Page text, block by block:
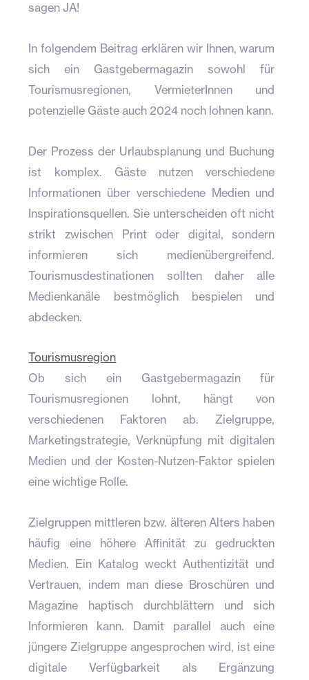
sagen JA!
In folgendem Beitrag erklären wir Ihnen, warum
sich ein Gastgebermagazin sowohl für
Tourismusregionen, VermieterInnen und
potenzielle Gäste auch 2024 noch lohnen kann.
Der Prozess der Urlaubsplanung und Buchung
ist komplex. Gäste nutzen verschiedene
Informationen über verschiedene Medien und
Inspirationsquellen. Sie unterscheiden oft nicht
strikt zwischen Print oder digital, sondern
informieren sich medienübergreifend.
Tourismusdestinationen sollten daher alle
Medienkanäle bestmöglich bespielen und
abdecken.
Tourismusregion
Ob sich ein Gastgebermagazin für
Tourismusregionen lohnt, hängt von
verschiedenen Faktoren ab. Zielgruppe,
Marketingstrategie, Verknüpfung mit digitalen
Medien und der Kosten-Nutzen-Faktor spielen
eine wichtige Rolle.
Zielgruppen mittleren bzw. älteren Alters haben
häufig eine höhere Affinität zu gedruckten
Medien. Ein Katalog weckt Authentizität und
Vertrauen, indem man diese Broschüren und
Magazine haptisch durchblättern und sich
Informieren kann. Damit parallel auch eine
jüngere Zielgruppe angesprochen wird, ist eine
digitale Verfügbarkeit als Ergänzung